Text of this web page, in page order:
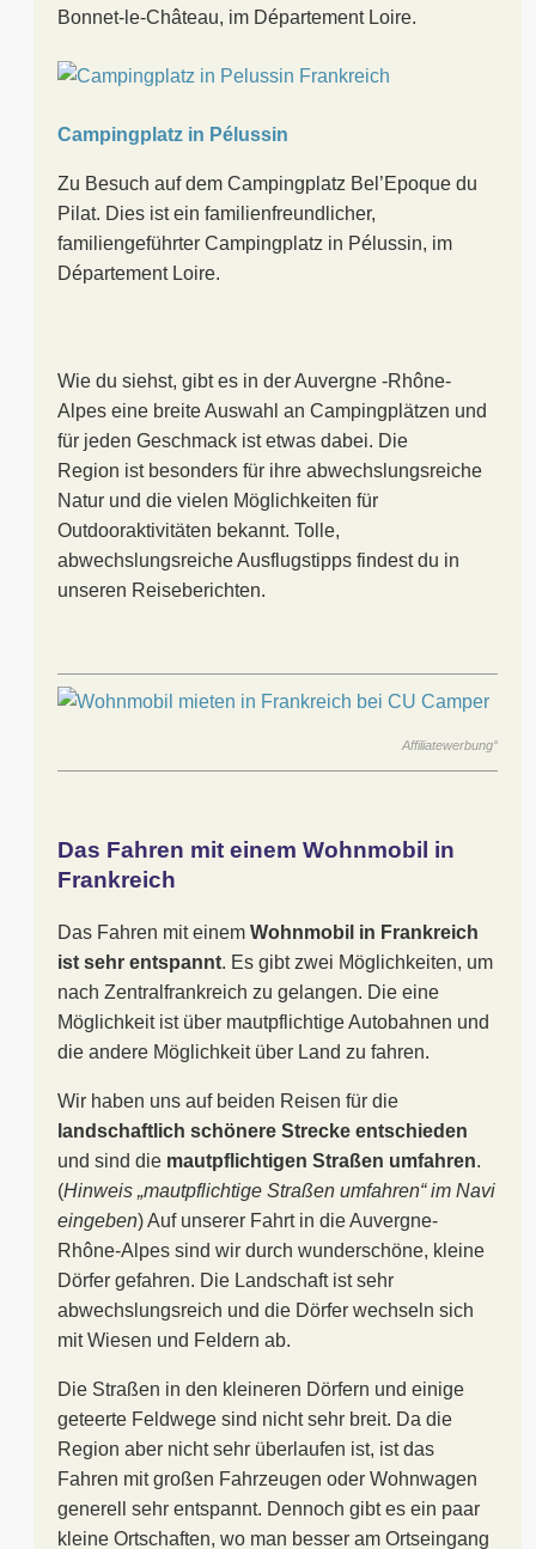
Bonnet-le-Château, im Département Loire.
Campingplatz in Pélussin
Zu Besuch auf dem Campingplatz Bel’Epoque du
Pilat. Dies ist ein familienfreundlicher,
familiengeführter Campingplatz in Pélussin, im
Département Loire.
Wie du siehst, gibt es in der Auvergne -Rhône-
Alpes eine breite Auswahl an Campingplätzen und
für jeden Geschmack ist etwas dabei. Die
Region ist besonders für ihre abwechslungsreiche
Natur und die vielen Möglichkeiten für
Outdooraktivitäten bekannt. Tolle,
abwechslungsreiche Ausflugstipps findest du in
unseren Reiseberichten.
Affiliatewerbung°
Das Fahren mit einem Wohnmobil in
Frankreich
Das Fahren mit einem Wohnmobil in Frankreich
ist sehr entspannt. Es gibt zwei Möglichkeiten, um
nach Zentralfrankreich zu gelangen. Die eine
Möglichkeit ist über mautpflichtige Autobahnen und
die andere Möglichkeit über Land zu fahren.
Wir haben uns auf beiden Reisen für die
landschaftlich schönere Strecke entschieden
und sind die mautpflichtigen Straßen umfahren.
(Hinweis „mautpflichtige Straßen umfahren“ im Navi
eingeben) Auf unserer Fahrt in die Auvergne-
Rhône-Alpes sind wir durch wunderschöne, kleine
Dörfer gefahren. Die Landschaft ist sehr
abwechslungsreich und die Dörfer wechseln sich
mit Wiesen und Feldern ab.
Die Straßen in den kleineren Dörfern und einige
geteerte Feldwege sind nicht sehr breit. Da die
Region aber nicht sehr überlaufen ist, ist das
Fahren mit großen Fahrzeugen oder Wohnwagen
generell sehr entspannt. Dennoch gibt es ein paar
kleine Ortschaften, wo man besser am Ortseingang